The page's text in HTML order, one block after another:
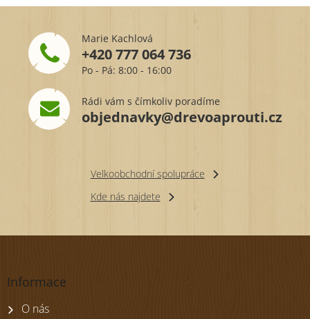
Marie Kachlová
+420 777 064 736
Po - Pá: 8:00 - 16:00
objednavky@drevoaprouti.cz
Rádi vám s čímkoliv poradíme
Velkoobchodní spolupráce
Kde nás najdete
Z
Informace
O nás